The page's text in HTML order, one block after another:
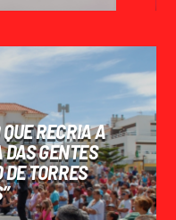
RECRIA A
GENTES
TORRES